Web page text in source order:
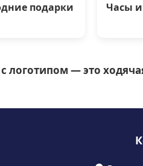
подарки Часы
логотипом — это